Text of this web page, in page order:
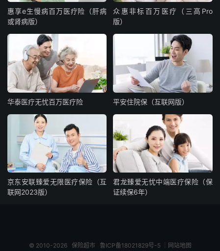
惠享e生慢病百万医疗险（肝病
或肾病版）
众惠非标百万医疗（三高Pro
版）
华泰医疗无忧百万医疗险 平安住院保（互联网版）
京东安联臻爱无限医疗保险（互
联网2023版）
君龙臻爱无忧中端医疗保险（保
证续保6年）
© 2010-2026 保险超市 鲁ICP备18021829号-5┊ 网站地图